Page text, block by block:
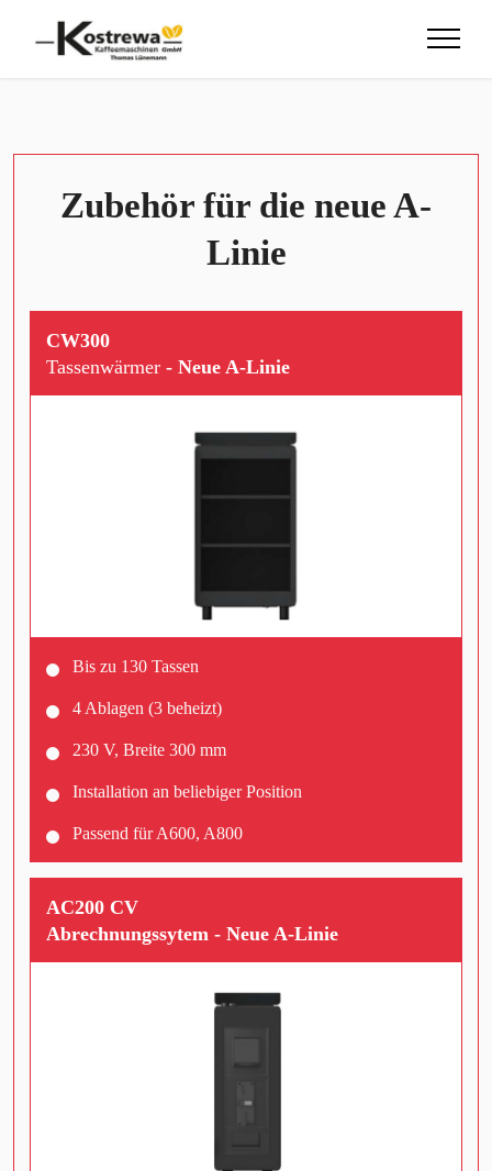
Zubehör für die neue A-
Linie
CW300
Tassenwärmer - Neue A-Linie
Bis zu 130 Tassen
4 Ablagen (3 beheizt)
230 V, Breite 300 mm
Installation an beliebiger Position
Passend für A600, A800
AC200 CV
Abrechnungssytem - Neue A-Linie